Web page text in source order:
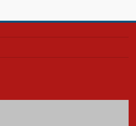
Confira como foi o culto mensal